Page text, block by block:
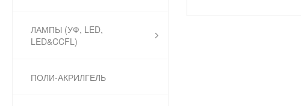
ЛАМПЫ (УФ, LED,
LED&CCFL)
ПОЛИ-АКРИЛГЕЛЬ